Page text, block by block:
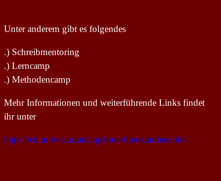
Unter anderem gibt es folgendes
.) Schreibmentoring
.) Lerncamp
.) Methodencamp
Mehr Informationen und weiterführende Links findet
ihr unter
https://ctl.univie.ac.at/angebote-fuer-studierende/